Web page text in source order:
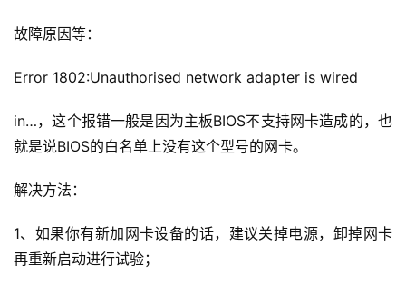
故障原因等：
Error 1802:Unauthorised network adapter is wired
in…，这个报错一般是因为主板BIOS不支持网卡造成的，也
就是说BIOS的白名单上没有这个型号的网卡。
解决方法：
1、如果你有新加网卡设备的话，建议关掉电源，卸掉网卡
再重新启动进行试验；